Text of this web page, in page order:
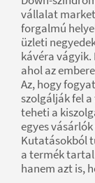
vállalat
forgalmú
üzleti
kávéra
ahol az
Az, hogy
szolgálják fel
teheti a
egyes
Kutatásokból
a termék
hanem azt is,